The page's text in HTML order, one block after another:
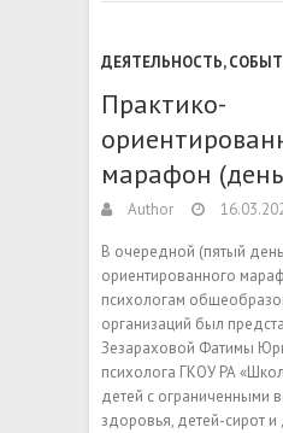
ДЕЯТЕЛЬНОСТЬ,
Практико-
марафон
Author
В очередной (пятый
ориентированного
психологам
организаций был
Зезараховой Фатимы
психолога ГКОУ РА
детей с ограниченными
здоровья, детей-сирот и